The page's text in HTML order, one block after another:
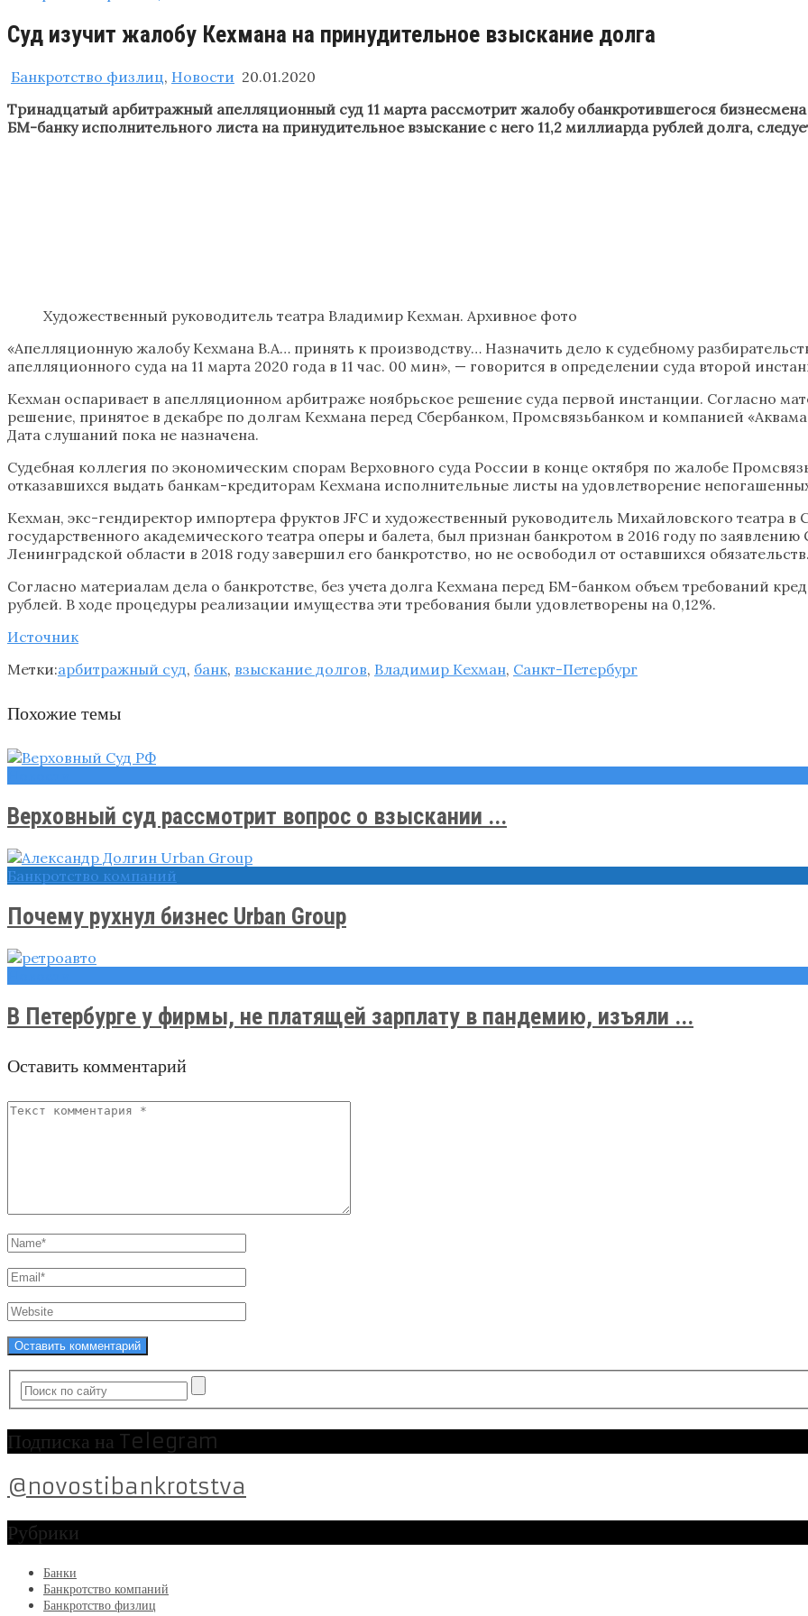
Суд изучит жалобу Кехмана на принудительное взыскание долга
Банкротство физлиц, Новости 20.01.2020
Тринадцатый арбитражный апелляционный суд 11 марта рассмотрит жалобу обанкротившегося
БМ-банку исполнительного листа на принудительное взыскание с него 11,2 миллиарда рублей долга,
Художественный руководитель театра Владимир Кехман. Архивное фото
«Апелляционную жалобу Кехмана В.А… принять к производству… Назначить дело к судебному
апелляционного суда на 11 марта 2020 года в 11 час. 00 мин», — говорится в определении суда второй
Кехман оспаривает в апелляционном арбитраже ноябрьское решение суда первой инстанции. Согласно
решение, принятое в декабре по долгам Кехмана перед Сбербанком, Промсвязьбанком и компанией
Дата слушаний пока не назначена.
Судебная коллегия по экономическим спорам Верховного суда России в конце октября по жалобе
отказавшихся выдать банкам-кредиторам Кехмана исполнительные листы на удовлетворение
Кехман, экс-гендиректор импортера фруктов JFC и художественный руководитель Михайловского театра
государственного академического театра оперы и балета, был признан банкротом в 2016 году по
Ленинградской области в 2018 году завершил его банкротство, но не освободил от оставшихся
Согласно материалам дела о банкротстве, без учета долга Кехмана перед БМ-банком объем требований
рублей. В ходе процедуры реализации имущества эти требования были удовлетворены на 0,12%.
Источник
Метки:арбитражный суд, банк, взыскание долгов, Владимир Кехман, Санкт-Петербург
Похожие темы
Верховный суд рассмотрит вопрос о взыскании ...
Банкротство компаний
Почему рухнул бизнес Urban Group
В Петербурге у фирмы, не платящей зарплату в пандемию, изъяли ...
Оставить комментарий
Подписка на Telegram
@novostibankrotstva
Рубрики
Банки
Банкротство компаний
Банкротство физлиц